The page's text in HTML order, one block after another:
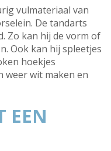
vulmateriaal van
De tandarts
Zo kan hij de vorm of
Ook kan hij spleetjes
hoekjes
weer wit maken en
EEN